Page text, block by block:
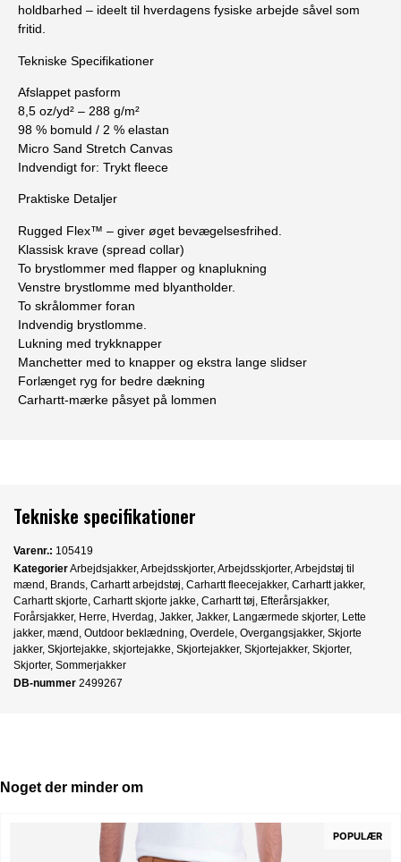
holdbarhed – ideelt til hverdagens fysiske arbejde såvel som
fritid.
Tekniske Specifikationer
Afslappet pasform
8,5 oz/yd² – 288 g/m²
98 % bomuld / 2 % elastan
Micro Sand Stretch Canvas
Indvendigt for: Trykt fleece
Praktiske Detaljer
Rugged Flex™ – giver øget bevægelsesfrihed.
Klassisk krave (spread collar)
To brystlommer med flapper og knaplukning
Venstre brystlomme med blyantholder.
To skrålommer foran
Indvendig brystlomme.
Lukning med trykknapper
Manchetter med to knapper og ekstra lange slidser
Forlænget ryg for bedre dækning
Carhartt-mærke påsyet på lommen
Tekniske specifikationer
Varenr.: 105419
KategorierArbejdsjakker,Arbejdsskjorter,Arbejdsskjorter,Arbejdstøj til
mænd , Brands, Carhartt arbejdstøj, Carhartt fleecejakker, Carhartt jakker,
Carhartt skjorte, Carhartt skjorte jakke, Carhartt tøj, Efterårsjakker,
Forårsjakker, Herre, Hverdag, Jakker, Jakker, Langærmede skjorter, Lette
jakker, mænd , Outdoor beklædning, Overdele, Overgangsjakker, Skjorte
jakker, Skjortejakke, skjortejakke, Skjortejakker, Skjortejakker, Skjorter,
Skjorter, Sommerjakker
DB-nummer 2499267
Noget der minder om
POPULÆR